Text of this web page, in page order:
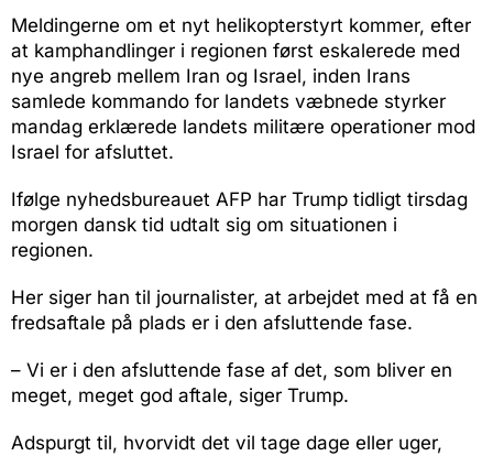
Meldingerne om et nyt helikopterstyrt kommer, efter
at kamphandlinger i regionen først eskalerede med
nye angreb mellem Iran og Israel, inden Irans
samlede kommando for landets væbnede styrker
mandag erklærede landets militære operationer mod
Israel for afsluttet.
Ifølge nyhedsbureauet AFP har Trump tidligt tirsdag
morgen dansk tid udtalt sig om situationen i
regionen.
Her siger han til journalister, at arbejdet med at få en
fredsaftale på plads er i den afsluttende fase.
– Vi er i den afsluttende fase af det, som bliver en
meget, meget god aftale, siger Trump.
Adspurgt til, hvorvidt det vil tage dage eller uger,